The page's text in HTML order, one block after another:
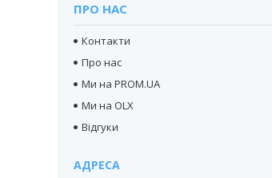
ПРО НАС
Контакти
Про нас
Ми на PROM.UA
Ми на OLX
Відгуки